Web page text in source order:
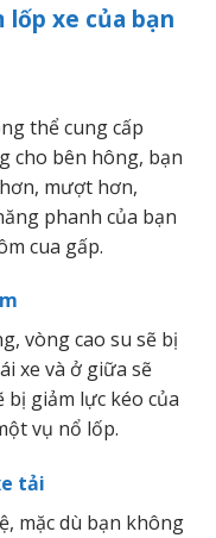
lốp xe của bạn
thể cung cấp
cho bên hông, bạn
mượt hơn,
phanh của bạn
cua gấp.
vòng cao su sẽ bị
xe và ở giữa sẽ
bị giảm lực kéo của
vụ nổ lốp.
tải
mặc dù bạn không